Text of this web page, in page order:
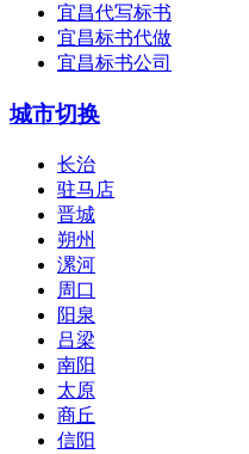
宜昌代写标书
宜昌标书代做
宜昌标书公司
城市切换
长治
驻马店
晋城
朔州
漯河
周口
阳泉
吕梁
南阳
太原
商丘
信阳